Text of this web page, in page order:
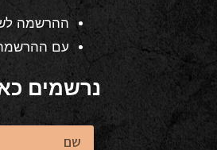
ההרשמה לשיעור
עם ההרשמה
נרשמים